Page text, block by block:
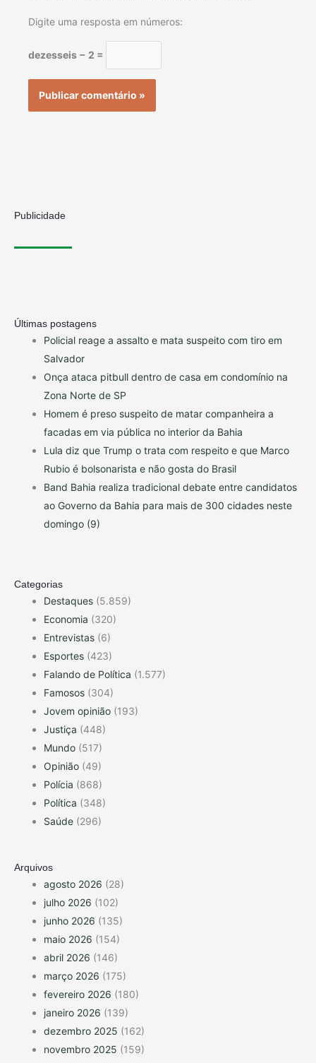
Digite uma resposta em números:
dezesseis − 2 =
Publicidade
Últimas postagens
Policial reage a assalto e mata suspeito com tiro em
Salvador
Onça ataca pitbull dentro de casa em condomínio na
Zona Norte de SP
Homem é preso suspeito de matar companheira a
facadas em via pública no interior da Bahia
Lula diz que Trump o trata com respeito e que Marco
Rubio é bolsonarista e não gosta do Brasil
Band Bahia realiza tradicional debate entre candidatos
ao Governo da Bahia para mais de 300 cidades neste
domingo (9)
Categorias
Destaques (5.859)
Economia (320)
Entrevistas (6)
Esportes (423)
Falando de Política (1.577)
Famosos (304)
Jovem opinião (193)
Justiça (448)
Mundo (517)
Opinião (49)
Polícia (868)
Política (348)
Saúde (296)
Arquivos
agosto 2026 (28)
julho 2026 (102)
junho 2026 (135)
maio 2026 (154)
abril 2026 (146)
março 2026 (175)
fevereiro 2026 (180)
janeiro 2026 (139)
dezembro 2025 (162)
novembro 2025 (159)